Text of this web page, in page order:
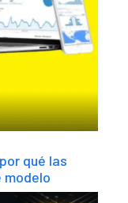
qué las
modelo